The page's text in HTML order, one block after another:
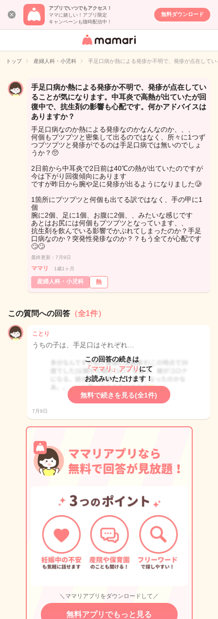
アプリでいつでもアクセス！
ママに嬉しい！アプリ限定
キャンペーンも随時配信中！
無料ダウンロード
女性専用匿名QA
イト
トップ 産婦人科・小児科 手足口病か熱による発疹か不明で、発疹が点在して
手足口病か熱による発疹か不明で、発疹が点在してい
ることが気になります。中耳炎で高熱が出ていたが回
復中で、抗生剤の影響も心配です。何かアドバイスは
ありますか？
手足口病なのか熱による発疹なのかなんなのか、、、
何個もプツプツと密集して出るのではなく、所々に1つず
つプツプツと発疹がでるのは手足口病では無いのでしょ
うか？🥺
2日前から中耳炎で2日前は40℃の熱が出ていたのですが
今は下がり回復傾向にあります
ですが昨日から腕や足に発疹が出るようになりました🥲
1箇所にプツプツと何個も出てる訳ではなく、手の甲に1
個
腕に2個、足に1個、お腹に2個、、みたいな感じです
あとはお尻には何個もプツプツとなっています、、
抗生剤を飲んでいる影響でかぶれてしまったのか？手足
口病なのか？突発性発疹なのか？？もう全てが心配です
🙄🙄
最終更新：7月9日
ママリ 1歳1ヶ月
産婦人科・小児科 熱
この質問への回答 （全1件）
ことり
うちの子は、手足口はそれぞれ…
この回答の続きは
「ママリ」アプリ にて
お読みいただけます！
無料で続きを見る(全1件)
7月9日
＼ママリアプリをダウンロードして／
無料アプリでもっと見る